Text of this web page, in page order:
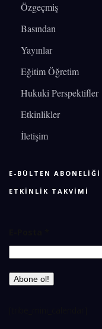
Özgeçmiş
Basından
Yayınlar
Eğitim Öğretim
Hukuki Perspektifler
Etkinlikler
İletişim
E-BÜLTEN
ETKİNLİK TAKVİMİ